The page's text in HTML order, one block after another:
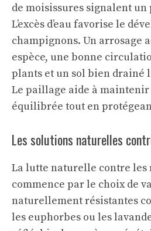
de moisissures signalent
L’excès d’eau favorise le
champignons. Un arrosage
espèce, une bonne
plants et un sol bien drainé
Le paillage aide à
équilibrée tout en
Les solutions naturelles
La lutte naturelle contre les
commence par le choix de
naturellement résistantes
les euphorbes ou les